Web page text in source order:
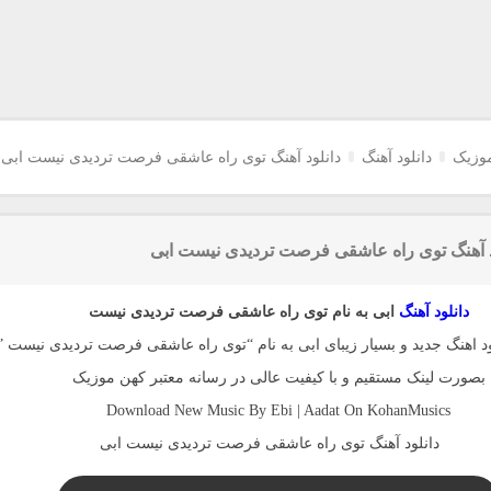
دانلود آهنگ دانلود آهنگ توی راه عاشقی فرصت تردیدی نیست ابی
آهنگ توی راه عاشقی فرصت تردیدی نیست ابی
دانلود آهنگ ابی به نام توی راه عاشقی فرصت تردیدی نیست
اهنگ جدید و بسیار زیبای ابی به نام “توی راه عاشقی فرصت تردیدی نیست
بصورت لینک مستقیم و با کیفیت عالی در رسانه معتبر کهن موزیک
Download New Music By Ebi | Aadat On KohanMusics